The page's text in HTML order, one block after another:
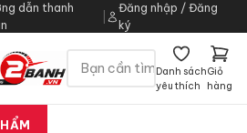
dẫn thanh
Đăng nhập / Đăng
ký
Danh sách
yêu thích
Giỏ
hàng